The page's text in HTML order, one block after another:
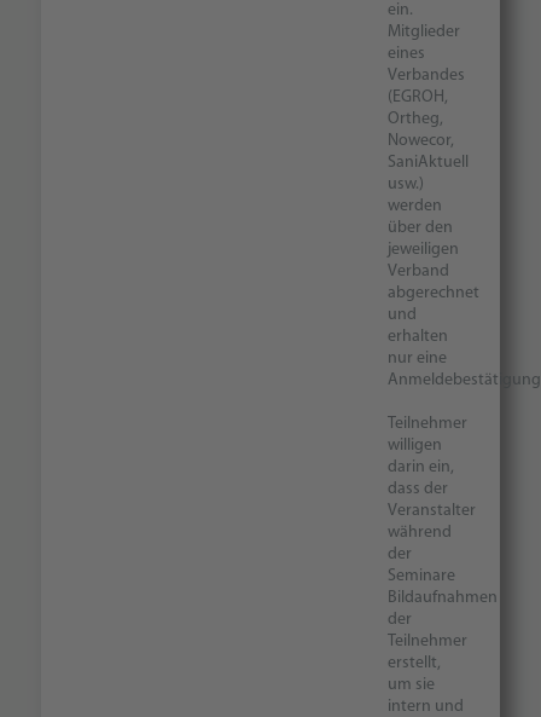
ein.
Mitglieder
eines
Verbandes
(EGROH,
Ortheg,
Nowecor,
SaniAktuell
usw.)
werden
über den
jeweiligen
Verband
abgerechnet
und
erhalten
nur eine
Teilnehmer
willigen
darin ein,
dass der
Veranstalter
während
der
Seminare
Bildaufnahmen
der
Teilnehmer
erstellt,
um sie
intern und